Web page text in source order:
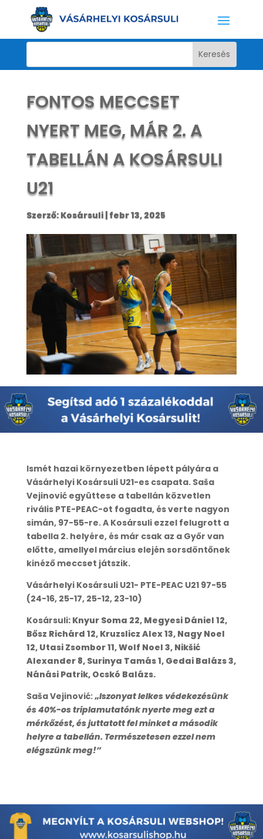
FONTOS MECCSET
NYERT MEG, MÁR 2. A
TABELLÁN A KOSÁRSULI
U21
Szerző: Kosársuli| febr 13, 2025
Ismét hazai környezetben lépett pályára a
Vásárhelyi Kosársuli U21-es csapata. Saša
Vejinović együttese a tabellán közvetlen
rivális PTE-PEAC-ot fogadta, és verte nagyon
simán, 97-55-re. A Kosársuli ezzel felugrott a
tabella 2. helyére, és már csak az a Győr van
előtte, amellyel március elején sorsdöntőnek
kinéző meccset játszik.
Vásárhelyi Kosársuli U21- PTE-PEAC U21 97-55
(24-16, 25-17, 25-12, 23-10)
Kosársuli: Knyur Soma 22, Megyesi Dániel 12,
Bősz Richárd 12, Kruzslicz Alex 13, Nagy Noel
12, Utasi Zsombor 11, Wolf Noel 3, Nikšić
Alexander 8, Surinya Tamás 1, Gedai Balázs 3,
Nánási Patrik, Ocskó Balázs.
Saša Vejinović:„Iszonyat lelkes védekezésünk
és 40%-os triplamutatónk nyerte meg ezt a
mérkőzést, és juttatott fel minket a második
helyre a tabellán. Természetesen ezzel nem
elégszünk meg!”